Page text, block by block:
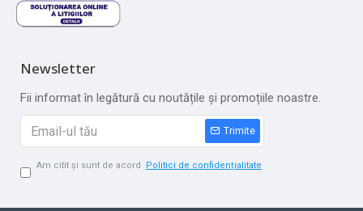
Newsletter
Fii informat în legătură cu noutățile și promoțiile noastre.
Trimite
Am citit și sunt de acord Politici de confidențialitate